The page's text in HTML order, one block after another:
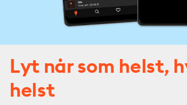
Lyt når som helst,
helst